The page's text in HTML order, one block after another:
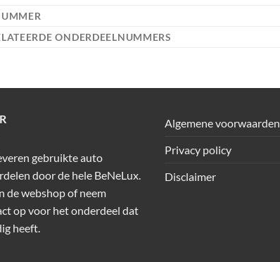
ONDERDEELNUMMERS
gebruikte auto
door de hele BeNeLux.
de webshop of neem
op voor het onderdeel dat
heeft.
Algemene voorwaarden
Privacy policy
Disclaimer